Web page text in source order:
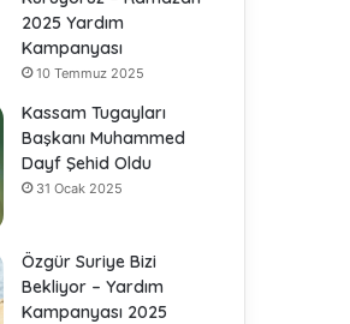
2025 Yardım
Kampanyası
10 Temmuz 2025
Kassam Tugayları
Başkanı Muhammed
Dayf Şehid Oldu
31 Ocak 2025
Özgür Suriye Bizi
Bekliyor – Yardım
Kampanyası 2025